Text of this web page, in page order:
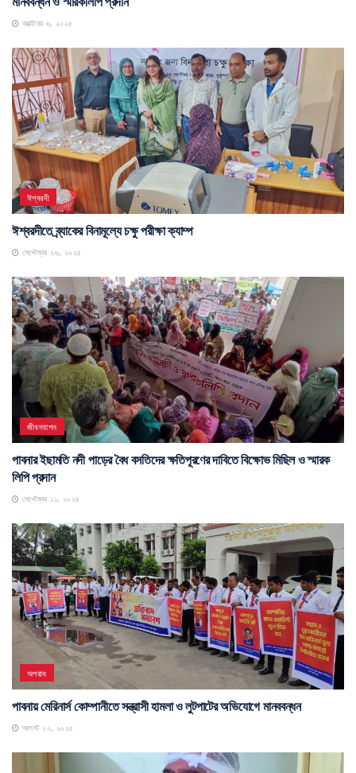
অক্টোবর ৬, ২০২৫
ঈশ্বরদী
ঈশ্বরদীতে ব্র্যাকের বিনামূল্যে চক্ষু পরীক্ষা ক্যাম্প
সেপ্টেম্বর ২৬, ২০২৫
জীবনযাপন
পাবনার ইছামতি নদী পাড়ের বৈধ বসতিদের ক্ষতিপূরণের দাবিতে বিক্ষোভ মিছিল ও স্মারক
লিপি প্রদান
সেপ্টেম্বর ১১, ২০২৫
অপরাধ
পাবনায় মেরিনার্স কোম্পানীতে সন্ত্রাসী হামলা ও লুটপাটের অভিযোগে মানববন্ধন
আগস্ট ২০, ২০২৫